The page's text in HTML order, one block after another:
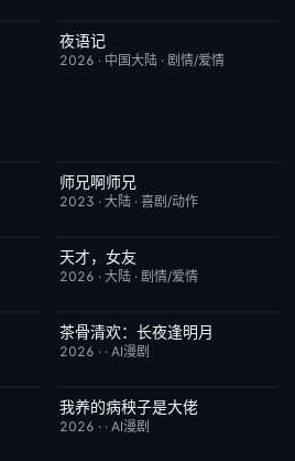
更新至第18集
夜语记
2026 · 中国大陆 · 剧情/爱情
更新至第153集
师兄啊师兄
2023 · 大陆 · 喜剧/动作
更新至第18集
天才，女友
2026 · 大陆 · 剧情/爱情
完结
茶骨清欢：长夜逢明月
2026 · · AI漫剧
完结
我养的病秧子是大佬
2026 · · AI漫剧